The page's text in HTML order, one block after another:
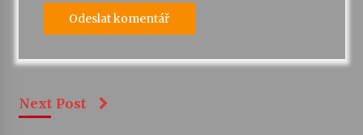
Next Post